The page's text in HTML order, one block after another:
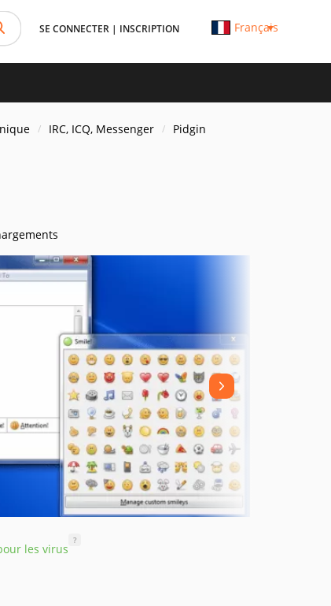
SE CONNECTER | INSCRIPTION Français
IRC, ICQ, Messenger Pidgin
les virus
?